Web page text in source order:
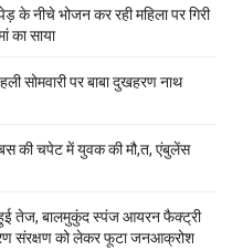
के नीचे भोजन कर रही महिला पर गिरी
का साया
सोमवारी पर बाबा दुखहरण नाथ
बस की चपेट में युवक की मौ,त, एंबुलेंस
तेज, बालमुकुंद स्पंज आयरन फैक्ट्री
संरक्षण को लेकर फूटा जनआक्रोश